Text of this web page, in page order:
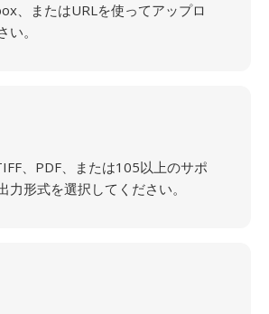
、またはURLを使ってアップロ
。
、PDF、または105以上のサポ
力形式を選択してください。